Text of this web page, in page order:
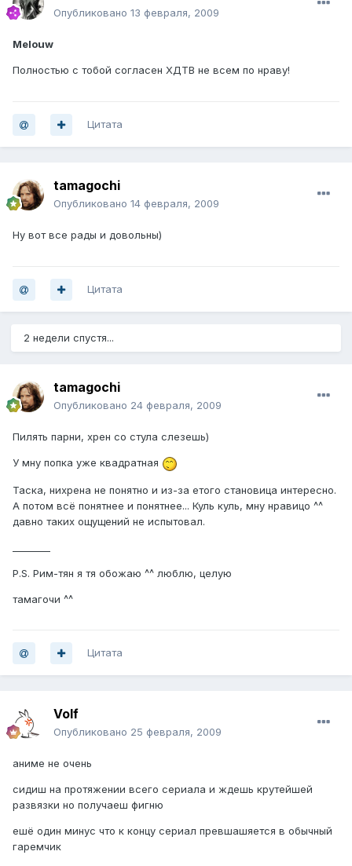
Опубликовано 13 февраля, 2009
Melouw
Полностью с тобой согласен ХДТВ не всем по нраву!
Цитата
tamagochi
Опубликовано 14 февраля, 2009
Ну вот все рады и довольны)
Цитата
2 недели спустя...
tamagochi
Опубликовано 24 февраля, 2009
Пилять парни, хрен со стула слезешь)
У мну попка уже квадратная
Таска, нихрена не понятно и из-за етого становица интересно.
А потом всё понятнее и понятнее... Куль куль, мну нравицо ^^
давно таких ощущений не испытовал.
P.S. Рим-тян я тя обожаю ^^ люблю, целую
тамагочи ^^
Цитата
Volf
Опубликовано 25 февраля, 2009
аниме не очень
сидиш на протяжении всего сериала и ждешь крутейшей
развязки но получаеш фигню
ешё один минус что к концу сериал превшашяется в обычный
гаремчик